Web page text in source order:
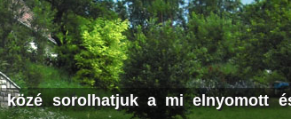
közé sorolhatjuk a mi elnyomott